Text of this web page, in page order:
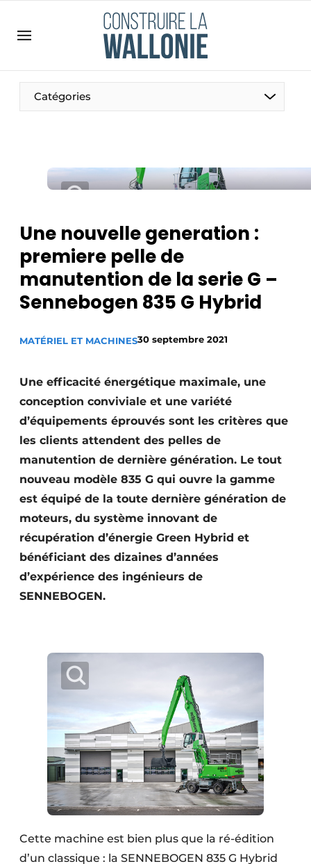
Emploi
Enregistrer une offre d’emploi
Meest gelezen
Podcasts
Privacy / Cookie statement
S’inscrire à l’événement
S’inscrire
Catégories
Construction bois
Contrôle d’accès
Éclairage
Fondations
Façades
Géotextiles
Infrastructures souterraines et égouttage
Rénovation
Software
Techniques ferroviaires
Travaux ferroviaires
Une nouvelle generation :
premiere pelle de
manutention de la serie G –
Sennebogen 835 G Hybrid
MATÉRIEL ET MACHINES30 septembre 2021
Une efficacité énergétique maximale, une
conception conviviale et une variété
d’équipements éprouvés sont les critères que
les clients attendent des pelles de
manutention de dernière génération. Le tout
nouveau modèle 835 G qui ouvre la gamme
est équipé de la toute dernière génération de
moteurs, du système innovant de
récupération d’énergie Green Hybrid et
bénéficiant des dizaines d’années
d’expérience des ingénieurs de
SENNEBOGEN.
Cette machine est bien plus que la ré-édition
d’un classique : la SENNEBOGEN 835 G Hybrid